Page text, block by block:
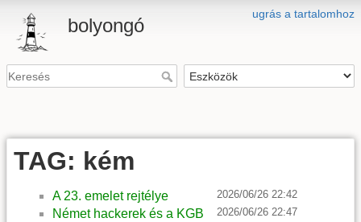
ugrás a tartalomhoz
bolyongó
TAG: kém
A 23. emelet rejtélye 2026/06/26 22:42
Német hackerek és a KGB 2026/06/26 22:47